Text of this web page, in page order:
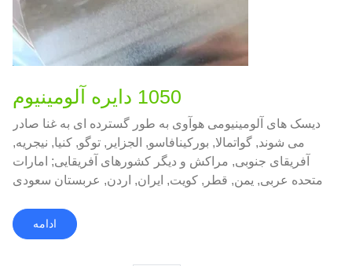
1050 دایره آلومینیوم
دیسک های آلومینیومی هوآوی به طور گسترده ای به غنا صادر
می شوند, گواتمالا, بورکینافاسو, الجزایر, توگو, کنیا, نیجریه,
آفریقای جنوبی, مراکش و دیگر کشورهای آفریقایی; امارات
متحده عربی, یمن, قطر, کویت, ایران, اردن, عربستان سعودی
ادامه